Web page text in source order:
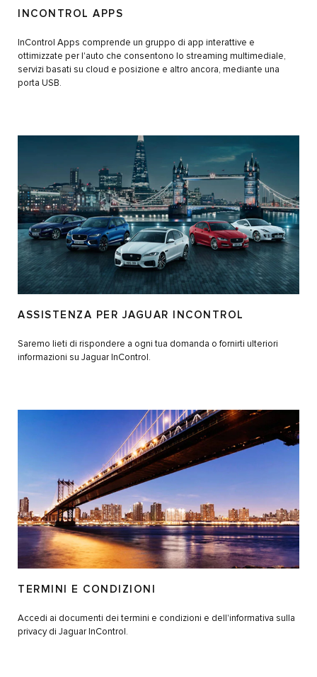
INCONTROL APPS
InControl Apps comprende un gruppo di app interattive e
ottimizzate per l'auto che consentono lo streaming multimediale,
servizi basati su cloud e posizione e altro ancora, mediante una
porta USB.
ASSISTENZA PER JAGUAR INCONTROL
Saremo lieti di rispondere a ogni tua domanda o fornirti ulteriori
informazioni su Jaguar InControl.
TERMINI E CONDIZIONI
Accedi ai documenti dei termini e condizioni e dell'informativa sulla
privacy di Jaguar InControl.